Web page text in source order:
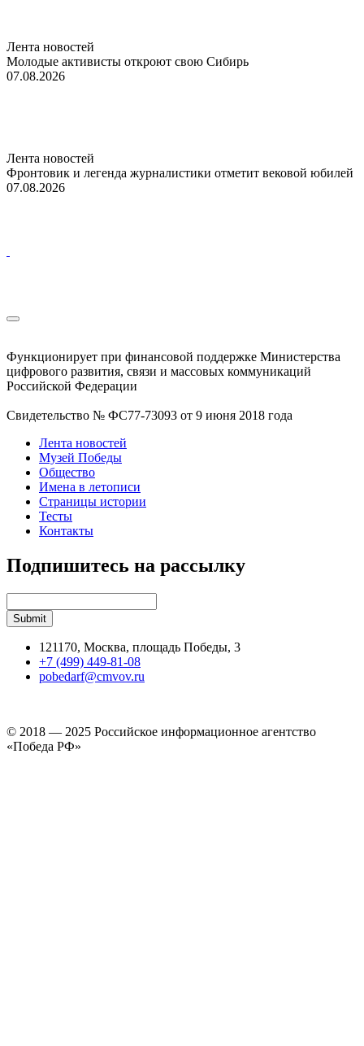
Лента новостей
Молодые активисты откроют свою Сибирь
07.08.2026
Лента новостей
Фронтовик и легенда журналистики отметит вековой юбилей
07.08.2026
Функционирует при финансовой поддержке Министерства
цифрового развития, связи и массовых коммуникаций
Российской Федерации
Свидетельство № ФС77-73093 от 9 июня 2018 года
Лента новостей
Музей Победы
Общество
Имена в летописи
Страницы истории
Тесты
Контакты
Подпишитесь на рассылку
121170, Москва, площадь Победы, 3
+7 (499) 449-81-08
pobedarf@cmvov.ru
© 2018 — 2025 Российское информационное агентство
«Победа РФ»